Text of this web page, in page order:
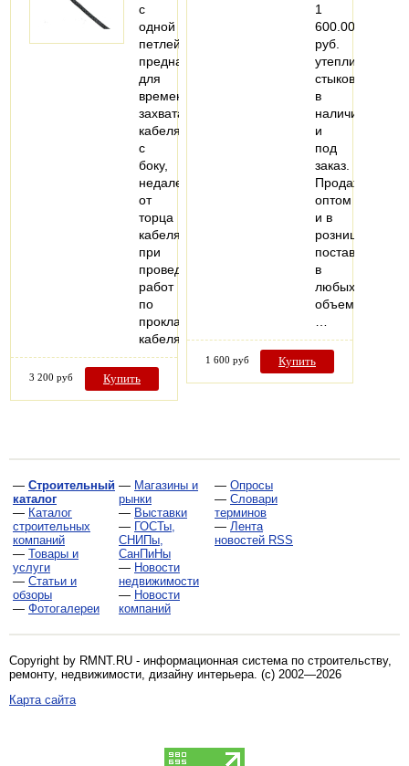
с
одной
петлей
предназначен
для
временного
захвата
кабеля
с
боку,
недалеко
от
торца
кабеля,
при
проведении
работ
по
прокладке
кабеля…
3 200 руб Купить
1
600.00
руб.
утеплитель
стыков
в
наличии
и
под
заказ.
Продажа
оптом
и в
розницу,
поставки
в
любых
объемах.
1 600 руб Купить
— Строительный
каталог
— Каталог
строительных
компаний
— Товары и
услуги
— Статьи и
обзоры
— Фотогалереи
— Магазины и
рынки
— Выставки
— ГОСТы,
СНИПы,
СанПиНы
— Новости
недвижимости
— Новости
компаний
— Опросы
— Словари
терминов
— Лента
новостей RSS
Copyright by RMNT.RU - информационная система по строительству,
ремонту, недвижимости, дизайну интерьера. (c) 2002—2026
Карта сайта